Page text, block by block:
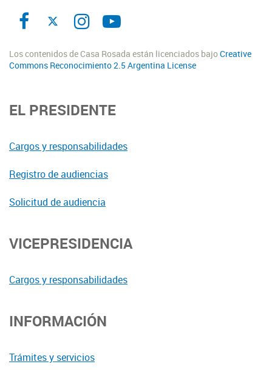
Los contenidos de Casa Rosada están licenciados bajoCreative
Commons Reconocimiento 2.5 Argentina License
EL PRESIDENTE
Cargos y responsabilidades
Registro de audiencias
Solicitud de audiencia
VICEPRESIDENCIA
Cargos y responsabilidades
INFORMACIÓN
Trámites y servicios